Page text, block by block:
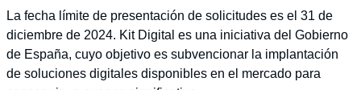
por Diego Brito González | Jul 18, 2024 | Actualidad ,Boletín
La fecha límite de presentación de solicitudes es el 31 de
diciembre de 2024. Kit Digital es una iniciativa del Gobierno
de España, cuyo objetivo es subvencionar la implantación